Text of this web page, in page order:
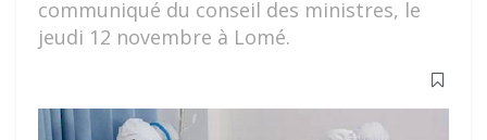
communiqué du conseil des ministres, le
jeudi 12 novembre à Lomé.